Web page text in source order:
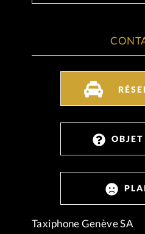
OBJET
Taxiphone Genève SA